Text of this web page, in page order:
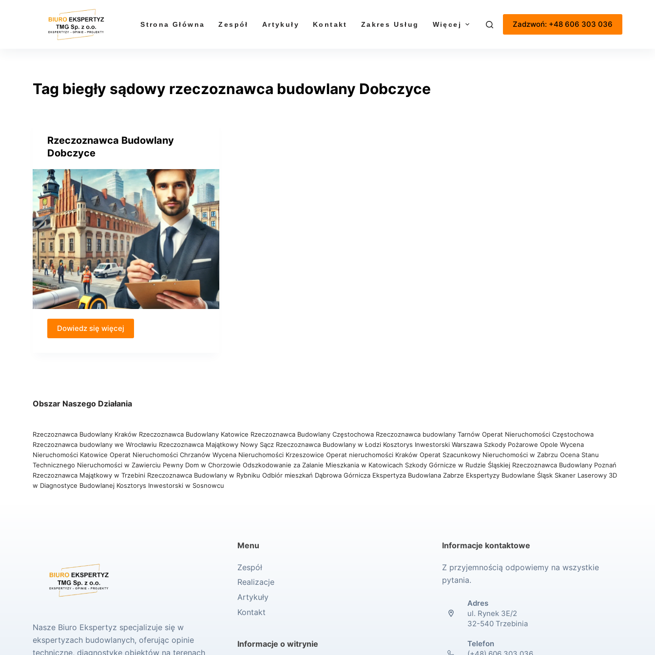
Strona Główna Zespół Artykuły Kontakt Zakres Usług Więcej Zadzwoń: +48 606 303 036
Tag biegły sądowy rzeczoznawca budowlany Dobczyce
Rzeczoznawca Budowlany
Dobczyce
Dowiedz się więcej
Obszar Naszego Działania
Rzeczoznawca Budowlany Kraków Rzeczoznawca Budowlany Katowice Rzeczoznawca Budowlany Częstochowa Rzeczoznawca budowlany Tarnów Operat Nieruchomości Częstochowa
Rzeczoznawca budowlany we Wrocławiu Rzeczoznawca Majątkowy Nowy Sącz Rzeczoznawca Budowlany w Łodzi Kosztorys Inwestorski Warszawa Szkody Pożarowe OpoleWycena
Nieruchomości Katowice Operat Nieruchomości Chrzanów Wycena Nieruchomości KrzeszowiceOperat nieruchomości Kraków Operat Szacunkowy Nieruchomości w ZabrzuOcena Stanu
Technicznego Nieruchomości w Zawierciu Pewny Dom w Chorzowie Odszkodowanie za Zalanie Mieszkania w Katowicach Szkody Górnicze w Rudzie Śląskiej Rzeczoznawca Budowlany Poznań
Rzeczoznawca Majątkowy w Trzebini Rzeczoznawca Budowlany w RybnikuOdbiór mieszkań Dąbrowa Górnicza Ekspertyza Budowlana Zabrze Ekspertyzy Budowlane Śląsk Skaner Laserowy 3D
w Diagnostyce Budowlanej Kosztorys Inwestorski w Sosnowcu
Nasze Biuro Ekspertyz specjalizuje się w
ekspertyzach budowlanych, oferując opinie
techniczne, diagnostykę obiektów na terenach
Menu
Zespół
Realizacje
Artykuły
Kontakt
Informacje o witrynie
Informacje kontaktowe
Z przyjemnością odpowiemy na wszystkie
pytania.
Adres
ul. Rynek 3E/2
32-540 Trzebinia
Telefon